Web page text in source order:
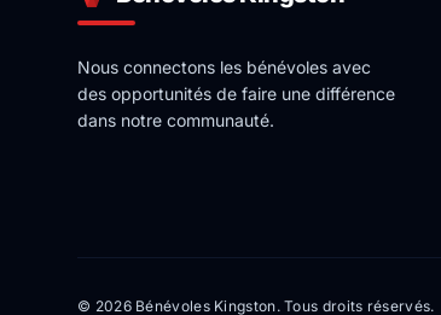
Nous connectons les bénévoles avec
des opportunités de faire une différence
dans notre communauté.
© 2026 Bénévoles Kingston. Tous droits réservés.